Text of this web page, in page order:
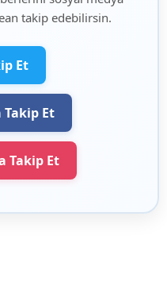
takip edebilirsin.
Et
Takip Et
Takip Et